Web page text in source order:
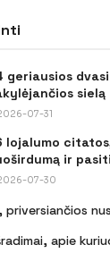
geriausios
sielą
07-31
lojalumo
ir
07-30
priversiančios
apie